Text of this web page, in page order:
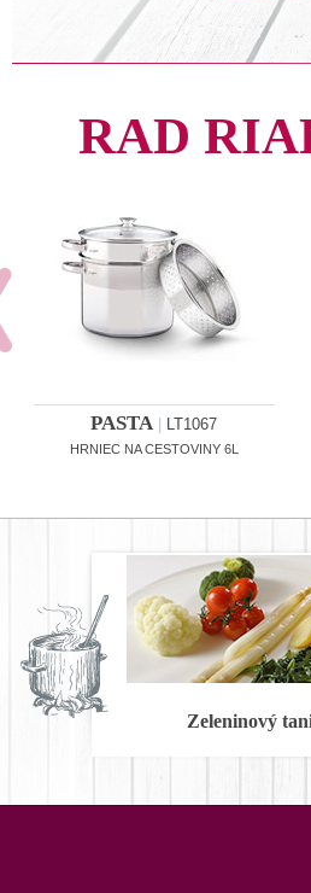
RAD
PASTA LT1067
HRNIEC NA CESTOVINY 6L
Zeleninový